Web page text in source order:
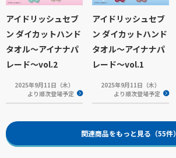
アイドリッシュセブ
ン ダイカットハンド
タオル～アイナナパ
レード～vol.2
2025年9月11日（木）
より順次登場予定
アイドリッシュセブ
ン ダイカットハンド
タオル～アイナナパ
レード～vol.1
2025年9月11日（木）
より順次登場予定
関連商品をもっと見る（55件）